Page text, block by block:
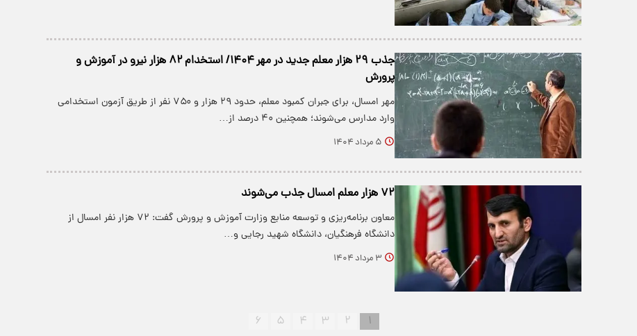
جذب ۲۹ هزار معلم جدید در مهر ۱۴۰۴/ استخدام ۸۲ هزار نیرو در آموزش و
پرورش
مهر امسال، برای جبران کمبود معلم، حدود ۲۹ هزار و ۷۵۰ نفر از طریق آزمون استخدامی
وارد مدارس می‌شوند؛ همچنین ۴۰ درصد از…
۵ مرداد ۱۴۰۴
۷۲ هزار معلم امسال جذب می‌شوند
معاون برنامه‌ریزی و توسعه منابع وزارت آموزش و پرورش گفت: ۷۲ هزار نفر امسال از
دانشگاه فرهنگیان، دانشگاه شهید رجایی و…
۳ مرداد ۱۴۰۴
۱ ۲ ۳ ۴ ۵ ۶